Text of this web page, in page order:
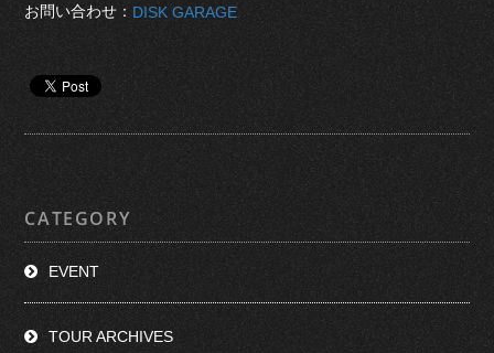
お問い合わせ： DISK GARAGE
CATEGORY
EVENT
TOUR ARCHIVES